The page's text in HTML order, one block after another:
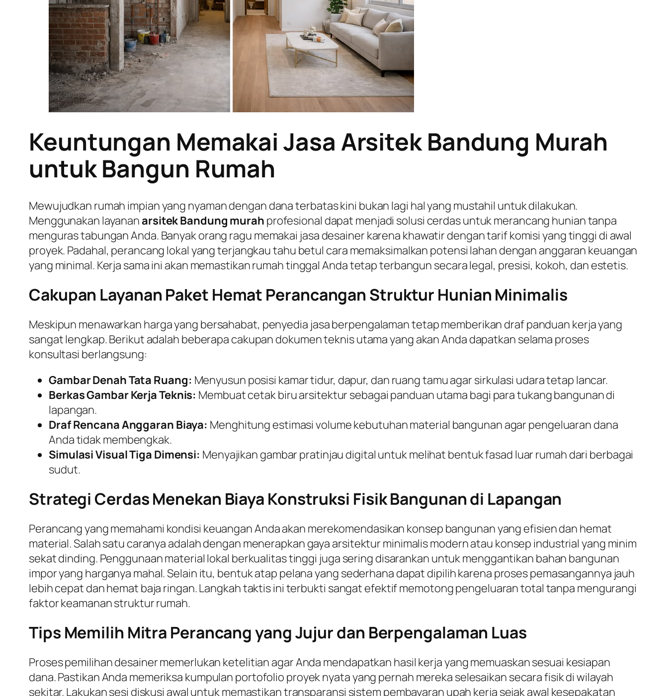
Keuntungan Memakai Jasa Arsitek Bandung Murah
untuk Bangun Rumah
Mewujudkan rumah impian yang nyaman dengan dana terbatas kini bukan lagi hal yang mustahil untuk dilakukan.
Menggunakan layananarsitek Bandung murah profesional dapat menjadi solusi cerdas untuk merancang hunian tanpa
menguras tabungan Anda. Banyak orang ragu memakai jasa desainer karena khawatir dengan tarif komisi yang tinggi di awal
proyek. Padahal, perancang lokal yang terjangkau tahu betul cara memaksimalkan potensi lahan dengan anggaran keuangan
yang minimal. Kerja sama ini akan memastikan rumah tinggal Anda tetap terbangun secara legal, presisi, kokoh, dan estetis.
Cakupan Layanan Paket Hemat Perancangan Struktur Hunian Minimalis
Meskipun menawarkan harga yang bersahabat, penyedia jasa berpengalaman tetap memberikan draf panduan kerja yang
sangat lengkap. Berikut adalah beberapa cakupan dokumen teknis utama yang akan Anda dapatkan selama proses
konsultasi berlangsung:
Gambar Denah Tata Ruang: Menyusun posisi kamar tidur, dapur, dan ruang tamu agar sirkulasi udara tetap lancar.
Berkas Gambar Kerja Teknis: Membuat cetak biru arsitektur sebagai panduan utama bagi para tukang bangunan di
lapangan.
Draf Rencana Anggaran Biaya: Menghitung estimasi volume kebutuhan material bangunan agar pengeluaran dana
Anda tidak membengkak.
Simulasi Visual Tiga Dimensi: Menyajikan gambar pratinjau digital untuk melihat bentuk fasad luar rumah dari berbagai
sudut.
Strategi Cerdas Menekan Biaya Konstruksi Fisik Bangunan di Lapangan
Perancang yang memahami kondisi keuangan Anda akan merekomendasikan konsep bangunan yang efisien dan hemat
material. Salah satu caranya adalah dengan menerapkan gaya arsitektur minimalis modern atau konsep industrial yang minim
sekat dinding. Penggunaan material lokal berkualitas tinggi juga sering disarankan untuk menggantikan bahan bangunan
impor yang harganya mahal. Selain itu, bentuk atap pelana yang sederhana dapat dipilih karena proses pemasangannya jauh
lebih cepat dan hemat baja ringan. Langkah taktis ini terbukti sangat efektif memotong pengeluaran total tanpa mengurangi
faktor keamanan struktur rumah.
Tips Memilih Mitra Perancang yang Jujur dan Berpengalaman Luas
Proses pemilihan desainer memerlukan ketelitian agar Anda mendapatkan hasil kerja yang memuaskan sesuai kesiapan
dana. Pastikan Anda memeriksa kumpulan portofolio proyek nyata yang pernah mereka selesaikan secara fisik di wilayah
sekitar. Lakukan sesi diskusi awal untuk memastikan transparansi sistem pembayaran upah kerja sejak awal kesepakatan